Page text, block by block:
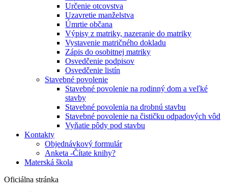
Určenie otcovstva
Uzavretie manželstva
Úmrtie občana
Výpisy z matriky, nazeranie do matriky
Vystavenie matričného dokladu
Zápis do osobitnej matriky
Osvedčenie podpisov
Osvedčenie listín
Stavebné povolenie
Stavebné povolenie na rodinný dom a veľké
stavby
Stavebné povolenia na drobnú stavbu
Stavebné povolenie na čističku odpadových vôd
Vyňatie pôdy pod stavbu
Kontakty
Objednávkový formulár
Anketa -Čítate knihy?
Materská škola
Oficiálna stránka